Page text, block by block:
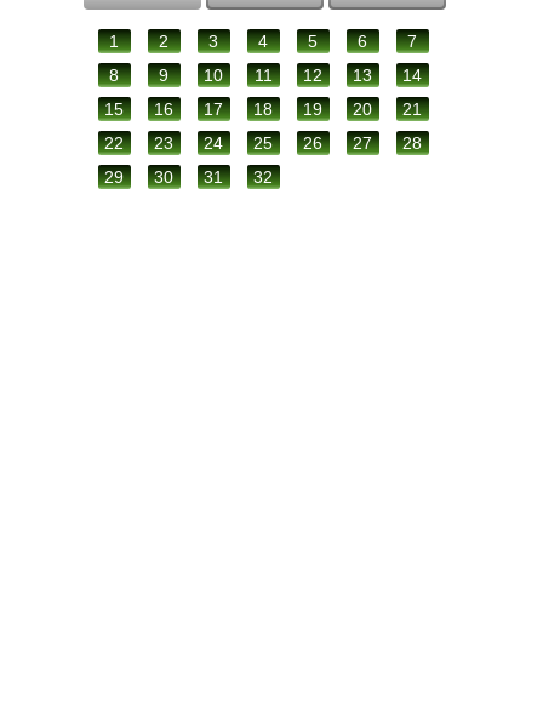
1 2 3 4 5 6
7
8
9 10 11 12 13
14
15
16 17 18 19 20
21
22
23 24 25 26 27
28
29
30 31 32